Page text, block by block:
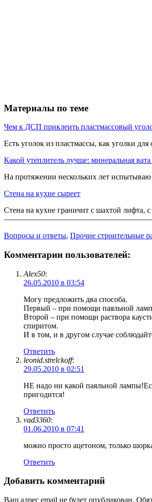
Материалы по теме
Чем к ДСП приклеить пластмассовый
Есть уголок из пластмассы, как уголки
Какой утеплитель лучше: минеральная
На протяжении нескольких лет испытываю
Стена на кухне сыреет
Стена на кухне граничит с шахтой лифта,
Вопросы и ответы, Прочие строительные
Комментарии пользователей:
Alex50:
26.05.2010 в 03:54
Могу предложить два способа.
Первый – при помощи паяльной
Второй – при помощи раствора
спиритом.
И в том, и в другом случае
Ответить
leonid.strelckoff:
29.05.2010 в 02:51
НЕ надо ни какой паяльной
пригодится!
Ответить
vad3360:
01.06.2010 в 07:41
можно просто ацетоном, только
Ответить
Добавить комментарий
Ваш адрес email не будет опубликован.